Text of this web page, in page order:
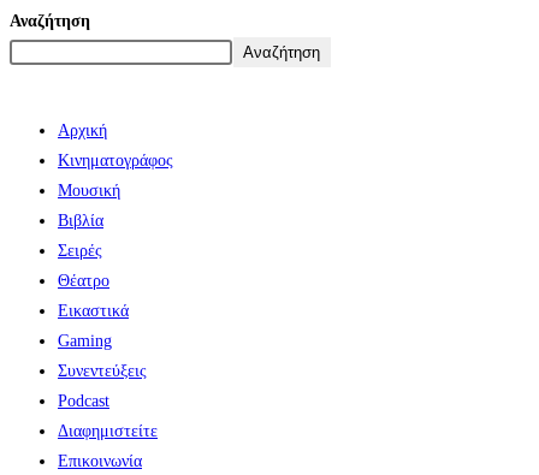
Αναζήτηση
Αναζήτηση
Αρχική
Κινηματογράφος
Μουσική
Βιβλία
Σειρές
Θέατρο
Εικαστικά
Gaming
Συνεντεύξεις
Podcast
Διαφημιστείτε
Επικοινωνία